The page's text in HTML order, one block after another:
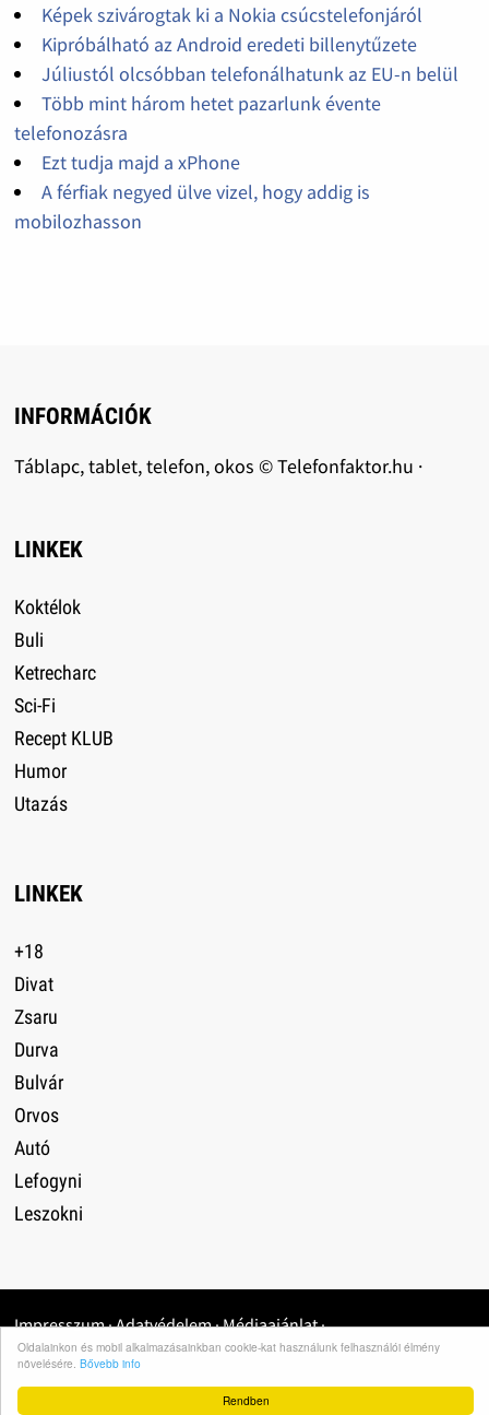
Rendben
Oldalainkon és mobil alkalmazásainkban cookie-kat használunk felhasználói élmény
növelésére. Bővebb info
Képek szivárogtak ki a Nokia csúcstelefonjáról
Kipróbálható az Android eredeti billenytűzete
Júliustól olcsóbban telefonálhatunk az EU-n belül
Több mint három hetet pazarlunk évente
telefonozásra
Ezt tudja majd a xPhone
A férfiak negyed ülve vizel, hogy addig is
mobilozhasson
INFORMÁCIÓK
Táblapc, tablet, telefon, okos © Telefonfaktor.hu ·
LINKEK
Koktélok
Buli
Ketrecharc
Sci-Fi
Recept KLUB
Humor
Utazás
LINKEK
+18
Divat
Zsaru
Durva
Bulvár
Orvos
Autó
Lefogyni
Leszokni
Impresszum·Adatvédelem·Médiaajánlat·